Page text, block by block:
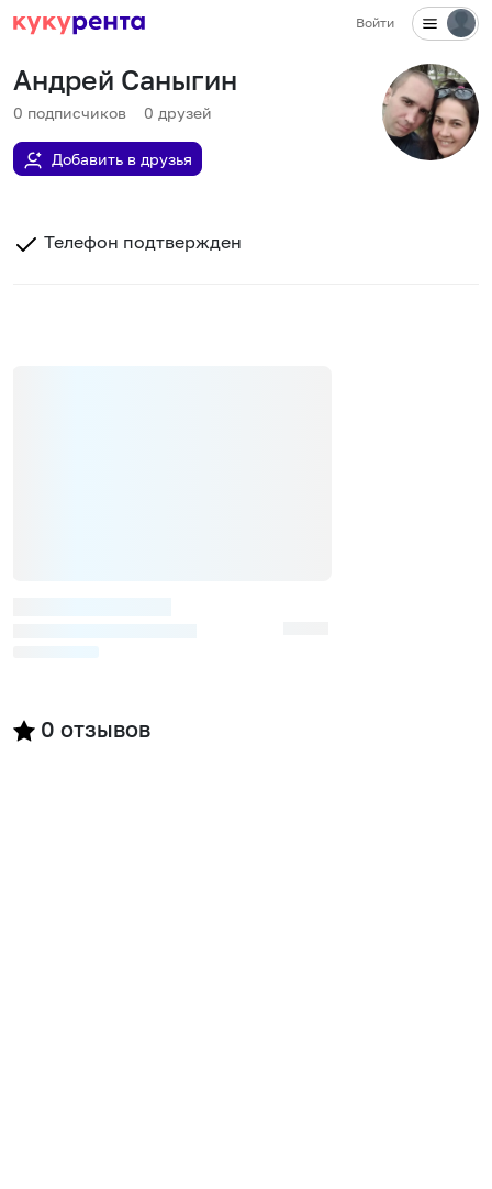
Войти
Андрей Саныгин
0 подписчиков 0 друзей
Добавить в друзья
Телефон подтвержден
0 отзывов